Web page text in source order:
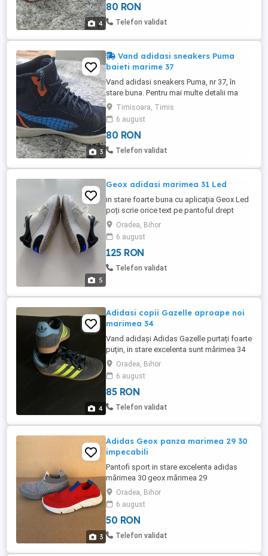
4
80 RON
Telefon validat
3
Vand adidasi sneakers Puma
baieti marime 37
Vand adidasi sneakers Puma, nr 37, în
stare buna. Pentru mai multe detalii ma
puteti contacta telefonic.
Timisoara, Timis
6 august
80 RON
Telefon validat
5
Geox adidasi marimea 31 Led
in stare foarte buna cu aplicația Geox Led
poți scrie orice text pe pantoful drept
piele in interior
Oradea, Bihor
6 august
125 RON
Telefon validat
4
Adidasi copii Gazelle aproape noi
marimea 34
Vand adidași Adidas Gazelle purtați foarte
puțin, in stare excelenta sunt mărimea 34
Oradea, Bihor
6 august
85 RON
Telefon validat
3
Adidas Geox panza marimea 29 30
impecabili
Pantofi sport in stare excelenta adidas
mărimea 30 geox mărimea 29
Oradea, Bihor
6 august
50 RON
Telefon validat